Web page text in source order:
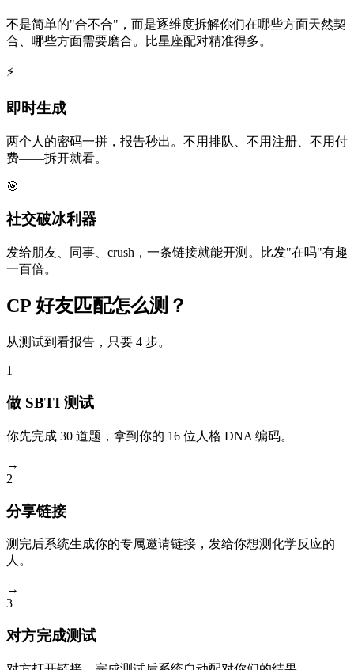
不是简单的"合不合"，而是逐维度拆解你们在哪些方面天然契
合、哪些方面需要磨合。比星座配对精准得多。
⚡
即时生成
两个人的密码一拼，报告秒出。不用排队、不用注册、不用付
费——拆开就看。
🎯
社交破冰利器
发给朋友、同事、crush，一条链接就能开测。比发"在吗"有趣
一百倍。
CP 好友匹配怎么测？
从测试到看报告，只要 4 步。
1
做 SBTI 测试
你先完成 30 道题，拿到你的 16 位人格 DNA 编码。
→
2
分享链接
测完后系统生成你的专属邀请链接，发给你想测化学反应的
人。
→
3
对方完成测试